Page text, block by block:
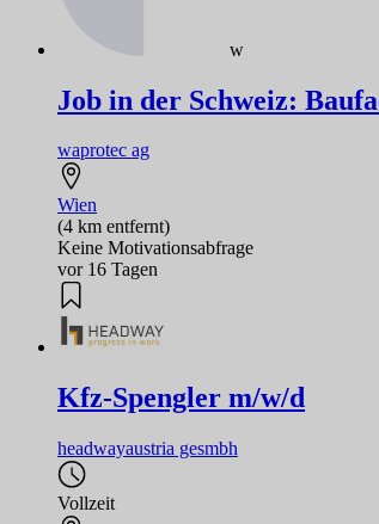
w
Job in der Schweiz:
waprotec ag
Wien
(4 km entfernt)
Keine Motivationsabfrage
vor 16 Tagen
Kfz-Spengler m/w/d
headwayaustria gesmbh
Vollzeit